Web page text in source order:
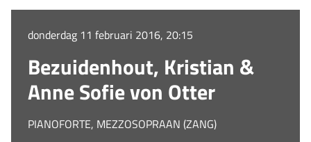
donderdag 11 februari 2016, 20:15
Bezuidenhout, Kristian &
Anne Sofie von Otter
PIANOFORTE, MEZZOSOPRAAN (ZANG)